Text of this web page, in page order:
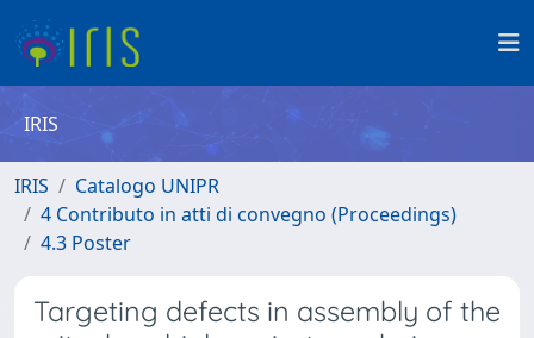
IRIS
IRIS
Catalogo UNIPR
4 Contributo in atti di convegno (Proceedings)
4.3 Poster
Targeting defects in assembly of the